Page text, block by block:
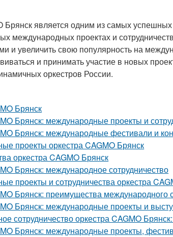
Брянск является одним из самых
международных проектах и
и увеличить свою популярность на
и принимать участие в новых
оркестров России.
Брянск
Брянск: международные проекты и
Брянск: международные фестивали и
проекты оркестра CAGMO Брянск
оркестра CAGMO Брянск
Брянск: международное сотрудничество
проекты и сотрудничества оркестра
Брянск: преимущества международного
Брянск: международные проекты и
сотрудничество оркестра CAGMO
Брянск: международные проекты,